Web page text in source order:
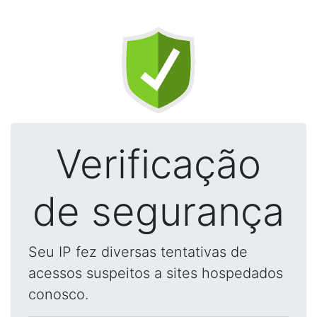
Verificação
de segurança
Seu IP fez diversas tentativas de
acessos suspeitos a sites hospedados
conosco.